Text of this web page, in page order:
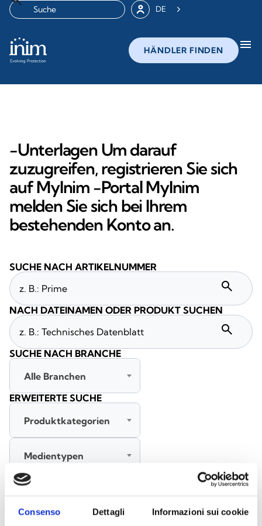
Consenso Dettagli Informazioni sui cookie
DE
HÄNDLER FINDEN menu
-Unterlagen Um darauf
zuzugreifen, registrieren Sie sich
auf MyInim -Portal MyInim
melden Sie sich bei Ihrem
bestehenden Konto an.
SUCHE NACH ARTIKELNUMMER
search
NACH DATEINAMEN ODER PRODUKT SUCHEN
search
SUCHE NACH BRANCHE
Alle Branchen
ERWEITERTE SUCHE
Produktkategorien
Medientypen